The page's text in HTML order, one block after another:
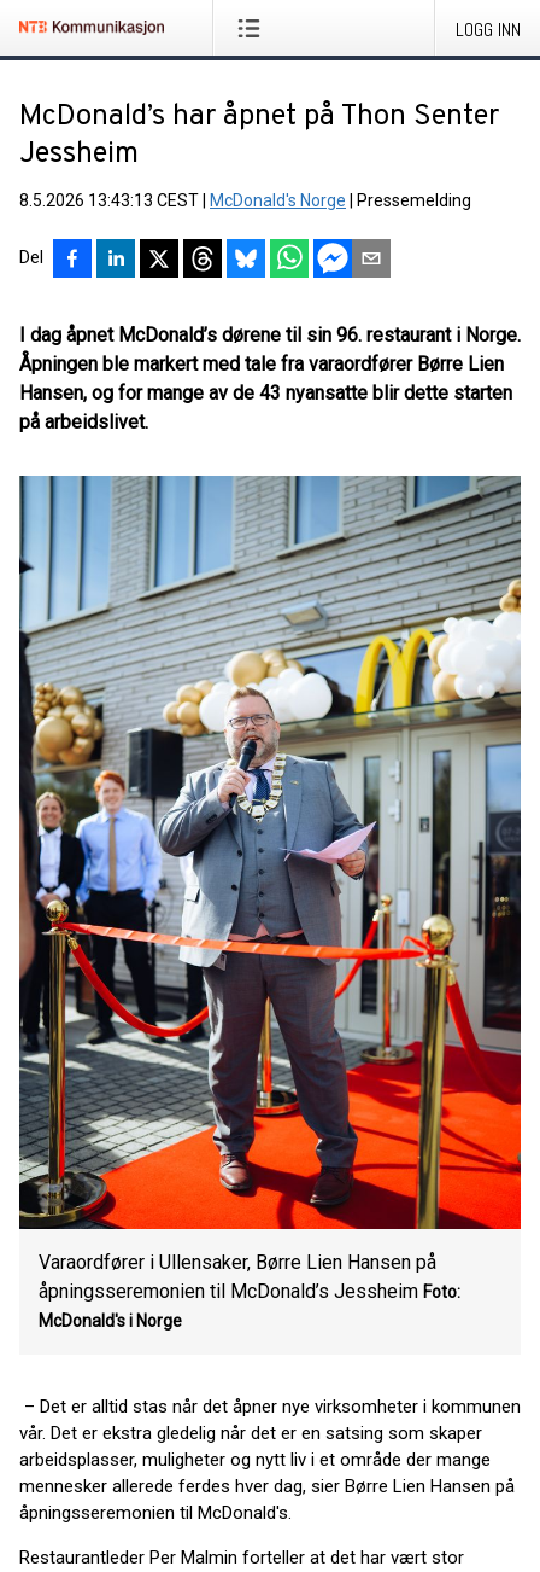
LOGG INN
McDonald’s har åpnet på Thon Senter
Jessheim
8.5.2026 13:43:13 CEST McDonald's Norge Pressemelding
Del
I dag åpnet McDonald’s dørene til sin 96. restaurant i Norge.
Åpningen ble markert med tale fra varaordfører Børre Lien
Hansen, og for mange av de 43 nyansatte blir dette starten
på arbeidslivet.
Varaordfører i Ullensaker, Børre Lien Hansen på
åpningsseremonien til McDonald’s Jessheim Foto:
McDonald's i Norge
– Det er alltid stas når det åpner nye virksomheter i kommunen
vår. Det er ekstra gledelig når det er en satsing som skaper
arbeidsplasser, muligheter og nytt liv i et område der mange
mennesker allerede ferdes hver dag, sier Børre Lien Hansen på
åpningsseremonien til McDonald's.
Restaurantleder Per Malmin forteller at det har vært stor